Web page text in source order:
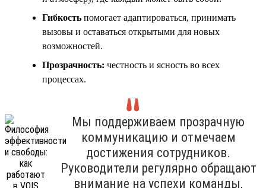
Гибкость помогает адаптироваться, принимать
вызовы и оставаться открытыми для новых
возможностей.
Прозрачность: честность и ясность во всех
процессах.
Мы поддерживаем прозрачную
коммуникацию и отмечаем
достижения сотрудников.
Руководители регулярно обращают
внимание на успехи команды,